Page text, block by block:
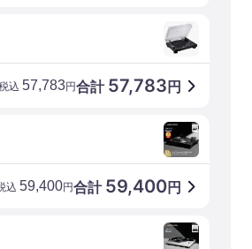
合計 57,783 円
込 57,783円
合計 59,400円
込 59,400円